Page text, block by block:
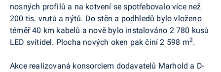
nosných profilů a na kotvení se spotřebovalo více než
200 tis. vrutů a nýtů. Do stěn a podhledů bylo vloženo
téměř 40 km kabelů a nově bylo instalováno 2 780 kusů
LED svítidel. Plocha nových oken pak činí 2 598 m2.
Akce realizovaná konsorciem dodavatelů Marhold a D-